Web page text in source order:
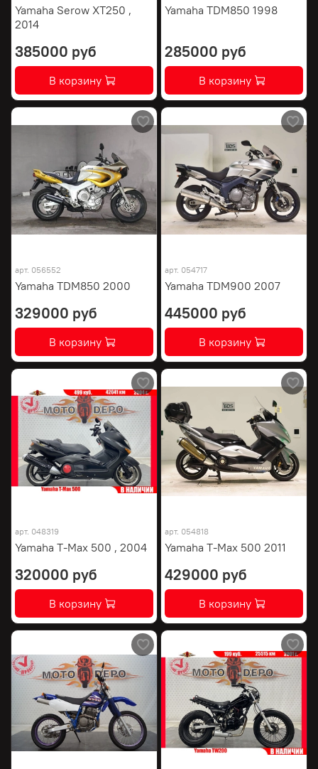
Yamaha Serow XT250 ,
2014
385000 руб
В корзину
Yamaha TDM850 1998
285000 руб
В корзину
арт. 056552
Yamaha TDM850 2000
329000 руб
В корзину
арт. 054717
Yamaha TDM900 2007
445000 руб
В корзину
арт. 048319
Yamaha T-Max 500 , 2004
320000 руб
В корзину
арт. 054818
Yamaha T-Max 500 2011
429000 руб
В корзину